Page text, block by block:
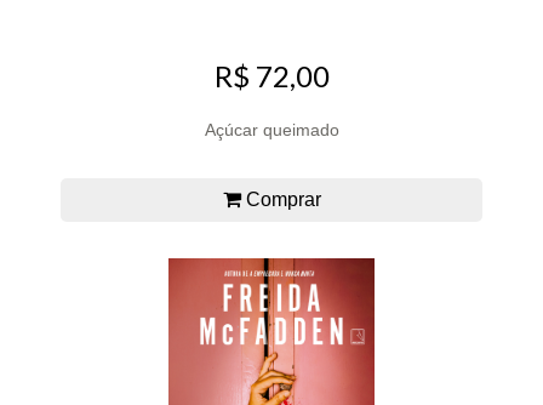
R$ 72,00
Açúcar queimado
Comprar